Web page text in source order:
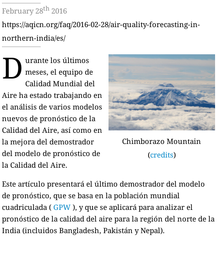
February 28th 2016
https://aqicn.org/faq/2016-02-28/air-quality-forecasting-in-
northern-india/es/
Chimborazo Mountain
(credits)
D urante los últimos
meses, el equipo de
Calidad Mundial del
Aire ha estado trabajando en
el análisis de varios modelos
nuevos de pronóstico de la
Calidad del Aire, así como en
la mejora del demostrador
del modelo de pronóstico de
la Calidad del Aire.
Este artículo presentará el último demostrador del modelo
de pronóstico, que se basa en la población mundial
cuadriculada (GPW ), y que se aplicará para analizar el
pronóstico de la calidad del aire para la región del norte de la
India (incluidos Bangladesh, Pakistán y Nepal).